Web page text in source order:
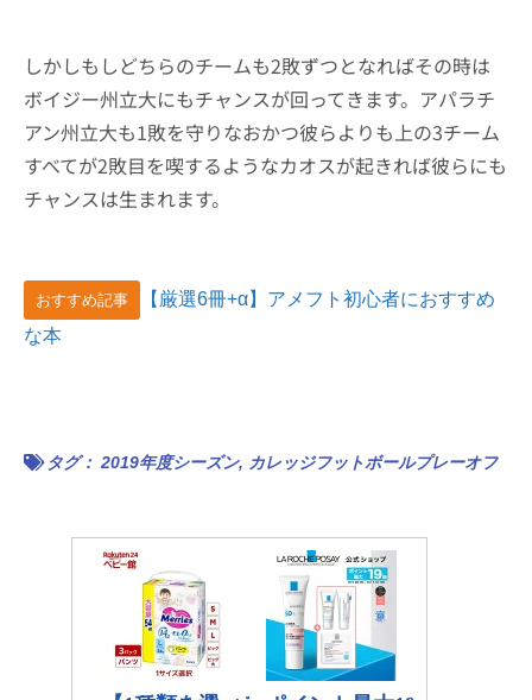
しかしもしどちらのチームも2敗ずつとなればその時は
ボイジー州立大にもチャンスが回ってきます。アパラチ
アン州立大も1敗を守りなおかつ彼らよりも上の3チーム
すべてが2敗目を喫するようなカオスが起きれば彼らにも
チャンスは生まれます。
おすすめ記事
【厳選6冊+α】アメフト初心者におすすめ
な本
タグ： 2019年度シーズン, カレッジフットボールプレーオフ